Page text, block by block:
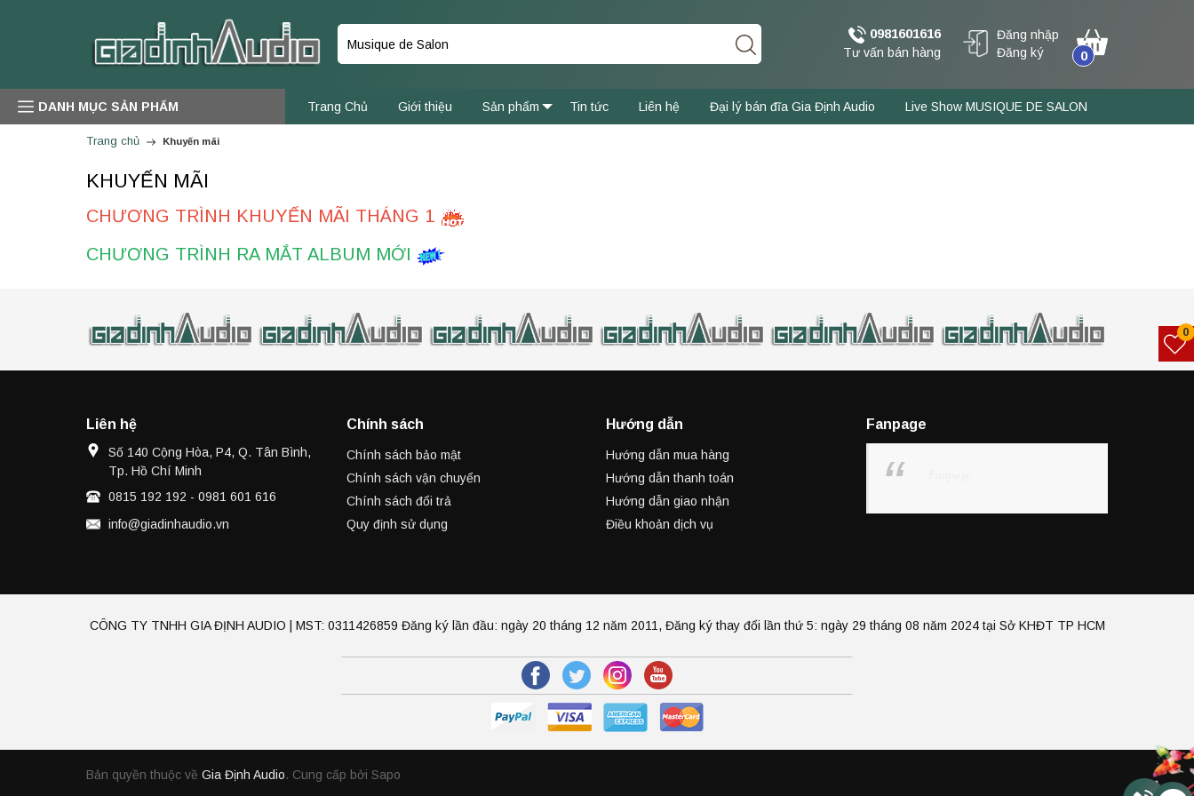
0981601616
Tư vấn bán hàng
Đăng nhập
Đăng ký
0
DANH MỤC SẢN PHẨM Trang Chủ Giới thiệu Sản phẩm Tin tức Liên hệ Đại lý bán đĩa Gia Định Audio Live Show MUSIQUE DE SALON
Trang chủ Khuyến mãi
KHUYẾN MÃI
CHƯƠNG TRÌNH KHUYẾN MÃI THÁNG 1
CHƯƠNG TRÌNH RA MẮT ALBUM MỚI
Liên hệ
Số 140 Cộng Hòa, P4, Q. Tân Bình,
Tp. Hồ Chí Minh
0815 192 192 - 0981 601 616
info@giadinhaudio.vn
Chính sách
Chính sách bảo mật
Chính sách vận chuyển
Chính sách đổi trả
Quy định sử dụng
Hướng dẫn
Hướng dẫn mua hàng
Hướng dẫn thanh toán
Hướng dẫn giao nhận
Điều khoản dịch vụ
Fanpage
CÔNG TY TNHH GIA ĐỊNH AUDIO | MST: 0311426859 Đăng ký lần đầu: ngày 20 tháng 12 năm 2011, Đăng ký thay đổi lần thứ 5: ngày 29 tháng 08 năm 2024 tại Sở KHĐT TP HCM
Bản quyền thuộc về Gia Định Audio. Cung cấp bởi Sapo
0